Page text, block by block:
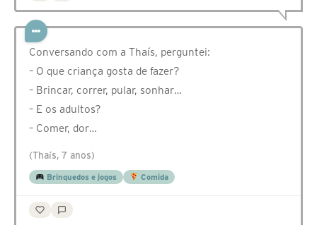
Conversando com a Thaís, perguntei:
– O que criança gosta de fazer?
– Brincar, correr, pular, sonhar…
– E os adultos?
– Comer, dor…
(Thaís, 7 anos)
Brinquedos e jogos Comida